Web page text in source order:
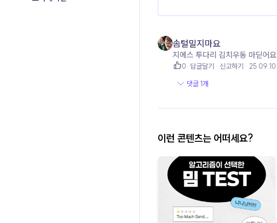
솜털밀지마요
지에스 투다리 김치우동 마딛어요
0 답글달기 신고하기
25.09.10
댓글 1개
이런 콘텐츠는 어떠세요?